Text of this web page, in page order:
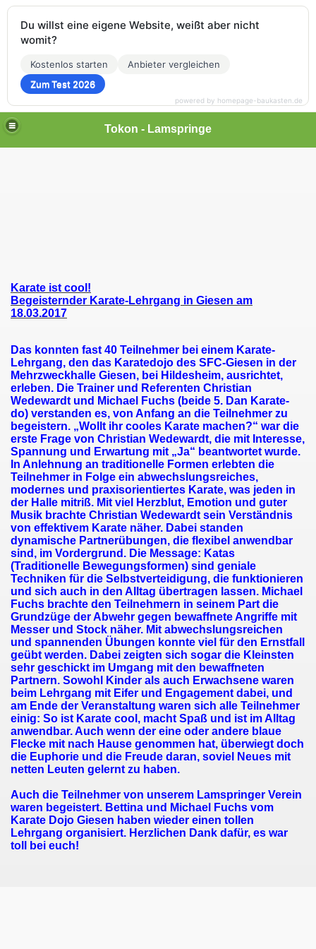
Tokon - Lamspringe
Karate ist cool!
Begeisternder Karate-Lehrgang in Giesen am
18.03.2017
Das konnten fast 40 Teilnehmer bei einem Karate-
Lehrgang, den das Karatedojo des SFC-Giesen in der
Mehrzweckhalle Giesen, bei Hildesheim, ausrichtet,
erleben. Die Trainer und Referenten Christian
Wedewardt und Michael Fuchs (beide 5. Dan Karate-
do) verstanden es, von Anfang an die Teilnehmer zu
begeistern. „Wollt ihr cooles Karate machen?“ war die
erste Frage von Christian Wedewardt, die mit Interesse,
Spannung und Erwartung mit „Ja“ beantwortet wurde.
In Anlehnung an traditionelle Formen erlebten die
Teilnehmer in Folge ein abwechslungsreiches,
modernes und praxisorientiertes Karate, was jeden in
der Halle mitriß. Mit viel Herzblut, Emotion und guter
Musik brachte Christian Wedewardt sein Verständnis
von effektivem Karate näher. Dabei standen
dynamische Partnerübungen, die flexibel anwendbar
sind, im Vordergrund. Die Message: Katas
(Traditionelle Bewegungsformen) sind geniale
Techniken für die Selbstverteidigung, die funktionieren
und sich auch in den Alltag übertragen lassen. Michael
Fuchs brachte den Teilnehmern in seinem Part die
Grundzüge der Abwehr gegen bewaffnete Angriffe mit
Messer und Stock näher. Mit abwechslungsreichen
und spannenden Übungen konnte viel für den Ernstfall
geübt werden. Dabei zeigten sich sogar die Kleinsten
sehr geschickt im Umgang mit den bewaffneten
Partnern. Sowohl Kinder als auch Erwachsene waren
beim Lehrgang mit Eifer und Engagement dabei, und
am Ende der Veranstaltung waren sich alle Teilnehmer
einig: So ist Karate cool, macht Spaß und ist im Alltag
anwendbar. Auch wenn der eine oder andere blaue
Flecke mit nach Hause genommen hat, überwiegt doch
die Euphorie und die Freude daran, soviel Neues mit
netten Leuten gelernt zu haben.
Auch die Teilnehmer von unserem Lamspringer Verein
waren begeistert. Bettina und Michael Fuchs vom
Karate Dojo Giesen haben wieder einen tollen
Lehrgang organisiert. Herzlichen Dank dafür, es war
toll bei euch!
Du willst eine eigene Website, weißt aber nicht
womit?
Kostenlos starten
Anbieter vergleichen
Zum Test 2026
powered by homepage-baukasten.de